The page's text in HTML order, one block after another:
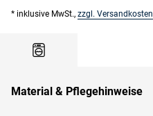
* inklusive MwSt., zzgl. Versandkosten
Material & Pflegehinweise